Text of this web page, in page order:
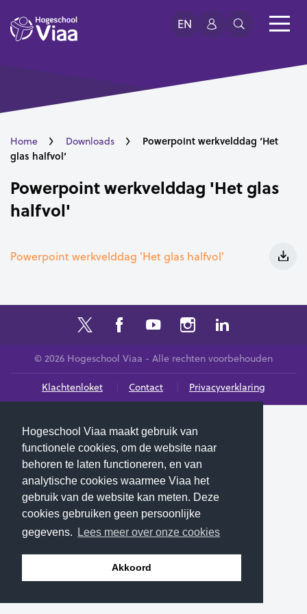
Hogeschool Viaa maakt gebruik van
functionele cookies, om de website naar
behoren te laten functioneren, en van
analytische cookies waarmee Viaa het
gebruik van de website kan meten. Deze
cookies gebruiken geen persoonlijke
gegevens.
Lees meer over onze cookies
Akkoord
EN
Home Downloads
Powerpoint werkvelddag ‘Het
glas halfvol’
Powerpoint werkvelddag 'Het glas
halfvol'
Powerpoint werkvelddag 'Het glas halfvol'
© 2026 Hogeschool Viaa - Alle rechten voorbehouden
Klachtenloket Contact Privacyverklaring